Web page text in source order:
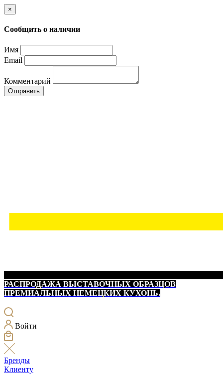
×
Сообщить о наличии
Имя
Email
Комментарий
Отправить
РАСПРОДАЖА ВЫСТАВОЧНЫХ ОБРАЗЦОВ
ПРЕМИАЛЬНЫХ НЕМЕЦКИХ КУХОНЬ.
Войти
Бренды
Клиенту